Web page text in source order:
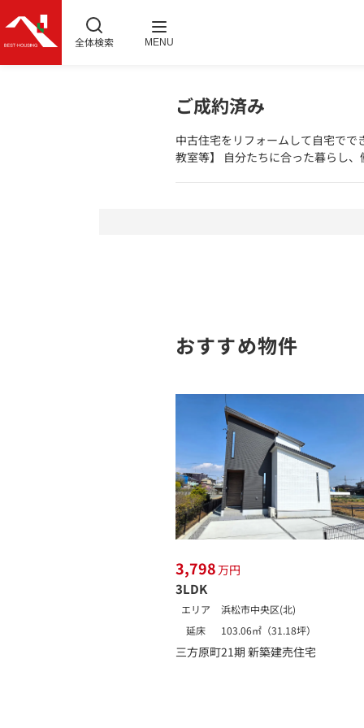
全体検索 MENU
ご成約済み
中古住宅をリフォームして自宅で
教室等】 自分たちに合った暮らし、
おすすめ物件
3,798 万円
3LDK
エリア
浜松市中央区(北)
延床
103.06㎡（31.18坪）
三方原町21期 新築建売住宅